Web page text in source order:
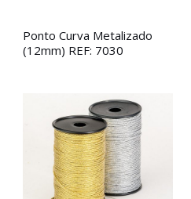
Ponto Curva Metalizado
(12mm) REF: 7030